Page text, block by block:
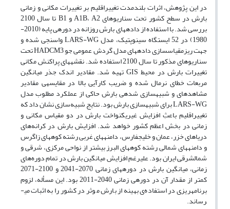
در این پژوهش، اثرات بلندمدت تغییراقلیم بر تغییرات مکانی و زمانی
بارش در سطح کشور تحت سناریوهای A1B، A2 و B1 تا سال 2100
بررسی شد. با استفاده از داده­های بارش روزانه در دوره­ی پایه (2010-
1980) در 52 ایستگاه سینوپتیک، مدل LARS-WG واسنجی شده و
جهت ریزمقیاس­سازی داده­های مدل گردش عمومی جو HADCM3 تحت
سناریوهای مذکور تا سال 2100 استفاده شد. نقشه­های پراکنش مکانی
تغییرات بارش در محیط GIS تهیه شد. مقادیر اندک جذر میانگین
مربعات خطای نرمال شده و ضریب کارآیی بالا در مقایسه­ی مقادیر
مشاهده­ای و شبیه­سازی شده­ی بارش حاکی از عملکرد مطلوب مدل
LARS-WG برای شبیه­سازی بارش بود. نتایج شبیه‌سازی نشان داد که
تغییراقلیم باعثِ افزایش غیریکنواخت بارش در دو مقیاس مکانی و
زمانی در بخش اعظم کشور خواهد شد. افزایش بارش در کرانه‌های
دریاهای خزر، عمان و خلیج­فارس، دامنه­های غربی رشته کوه­های زاگرس
و دامنه­های شمالی رشته کوه­های البرز بیش­تر از نواحی مرکزی، شرقی و
شمال­شرقی ایران بود. علی­رغم افزایش میانگین بارش در تمام دوره‌های
زمانی، میانگین بارش در دوره­های زمانی 2070-2041 و 2100-2071
کم­تر از مقدار آن در دوره­ی زمانی 2040-2011 بود. این مسأله، لزوم
برنامه­ریزی در استفاده‌ی بهینه از بارش موثر در کشور را به اثبات می­
رساند.